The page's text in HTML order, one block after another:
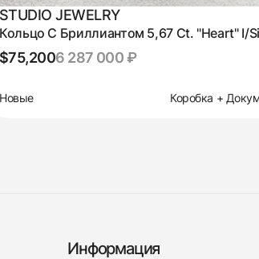
STUDIO JEWELRY
Кольцо С Бриллиантом 5,67 Ct. "Heart" I/
$75,2006 287 000 ₽
Новые Коробка +
Информация